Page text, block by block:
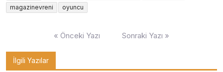
magazinevreni
oyuncu
« Önceki Yazı Sonraki Yazı »
İlgili Yazılar